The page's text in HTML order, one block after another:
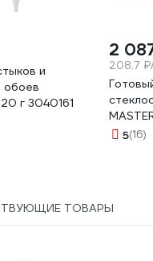
и
обоев
г 3040161
2
208.7
80645
5(16)
ТОВАРЫ